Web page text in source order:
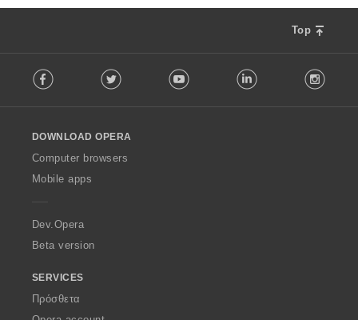
Top
o
w
O
p
a
Facebook Twitter Youtube LinkedIn
DOWNLOAD OPERA
Computer browsers
Mobile apps
Dev.Opera
Beta version
SERVICES
Πρόσθετα